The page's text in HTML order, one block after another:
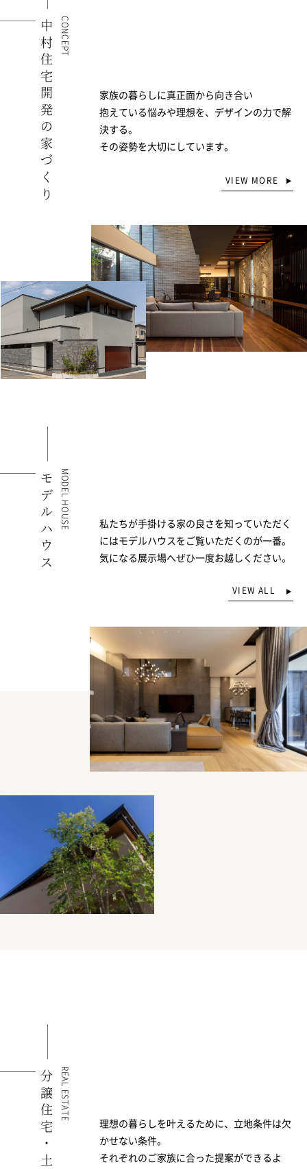
中村住宅開発の家づくり CONCEPT
家族の暮らしに真正面から向き合い
抱えている悩みや理想を、デザインの力で解
決する。
その姿勢を大切にしています。
VIEW MORE
モデルハウスMODEL HOUSE
私たちが手掛ける家の良さを知っていただく
にはモデルハウスをご覧いただくのが一番。
気になる展示場へぜひ一度お越しください。
VIEW ALL
分譲住宅・土地REAL ESTATE
理想の暮らしを叶えるために、立地条件は欠
かせない条件。
それぞれのご家族に合った提案ができるよ